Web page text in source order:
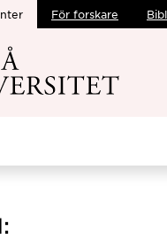
innehållet
För forskare